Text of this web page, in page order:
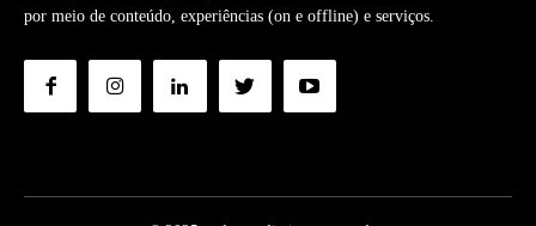
por meio de conteúdo, experiências (on e offline) e serviços.